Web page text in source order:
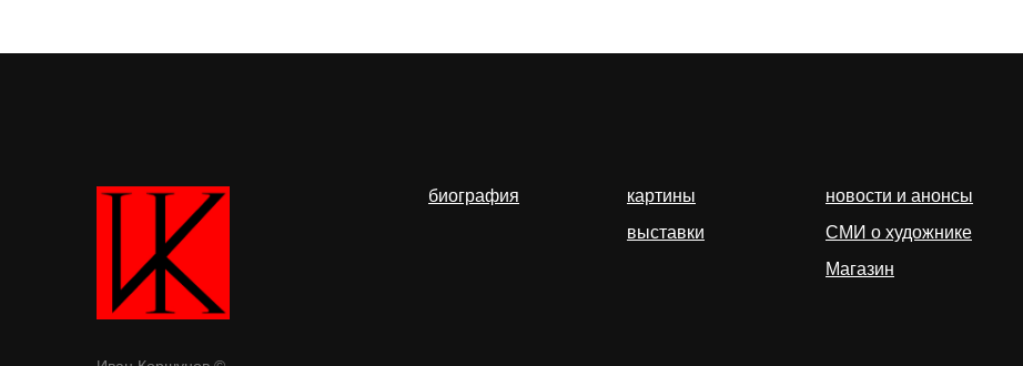
биография
картины
выставки
новости и анонсы
СМИ о художнике
Магазин